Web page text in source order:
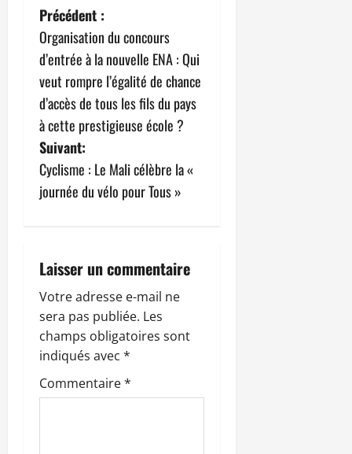
N
a
v
i
g
a
o
n
d
’
Précédent :
Organisation du concours
d’entrée à la nouvelle ENA : Qui
veut rompre l’égalité de chance
d’accès de tous les fils du pays
à cette prestigieuse école ?
Suivant:
Cyclisme : Le Mali célèbre la «
journée du vélo pour Tous »
Laisser un commentaire
Votre adresse e-mail ne
sera pas publiée. Les
champs obligatoires sont
indiqués avec *
Commentaire*